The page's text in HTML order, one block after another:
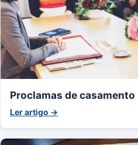
Proclamas de casamento
Ler artigo →